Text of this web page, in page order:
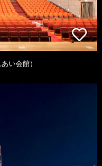
い会館）